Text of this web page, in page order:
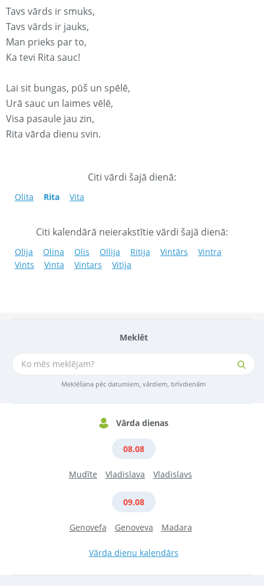
Meklēt
Meklēšana pēc datumiem, vārdiem, brīvdienām
Vārda dienas
08.08
Mudīte Vladislava Vladislavs
09.08
Genovefa Genoveva Madara
Vārda dienu kalendārs
Tavs vārds ir smuks,
Tavs vārds ir jauks,
Man prieks par to,
Ka tevi Rita sauc!
Lai sit bungas, pūš un spēlē,
Urā sauc un laimes vēlē,
Visa pasaule jau zin,
Rita vārda dienu svin.
Citi vārdi šajā dienā:
Olita Rita Vita
Citi kalendārā neierakstītie vārdi šajā dienā:
Olija Olina Olis Ollija Ritija Vintārs
Vintra
Vints
Vinta Vintars Vitija